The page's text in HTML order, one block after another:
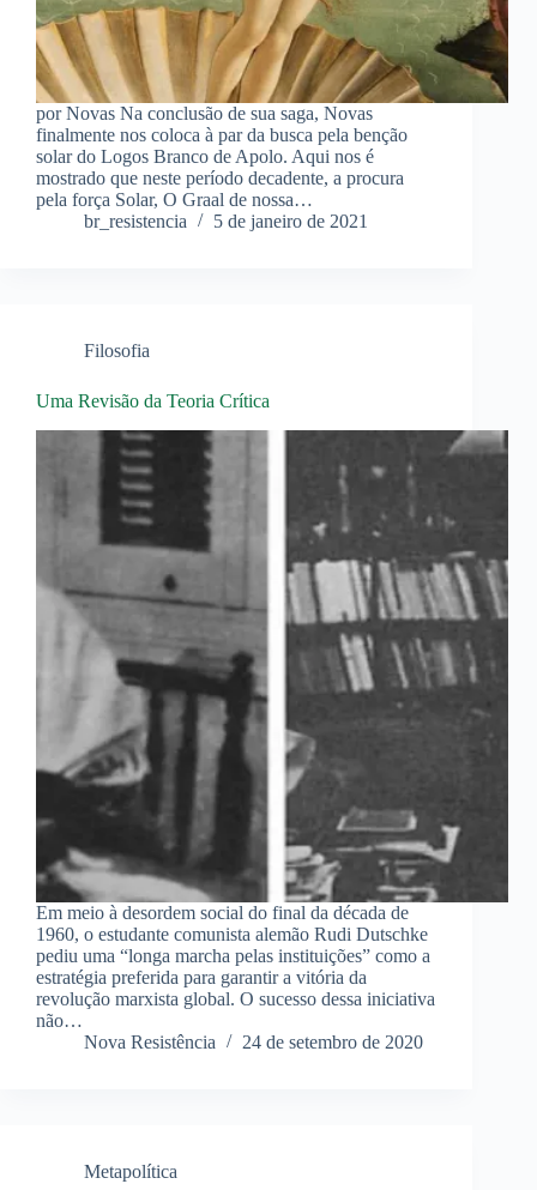
por Novas Na conclusão de sua saga, Novas
finalmente nos coloca à par da busca pela benção
solar do Logos Branco de Apolo. Aqui nos é
mostrado que neste período decadente, a procura
pela força Solar, O Graal de nossa…
br_resistencia
5 de janeiro de 2021
Filosofia
Uma Revisão da Teoria Crítica
Em meio à desordem social do final da década de
1960, o estudante comunista alemão Rudi Dutschke
pediu uma “longa marcha pelas instituições” como a
estratégia preferida para garantir a vitória da
revolução marxista global. O sucesso dessa iniciativa
não…
Nova Resistência
24 de setembro de 2020
Metapolítica